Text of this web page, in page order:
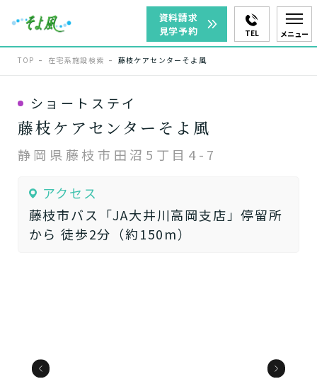
資料請求
見学予約
TEL メニュー
TOP 在宅系施設検索 藤枝ケアセンターそよ風
ショートステイ
藤枝ケアセンターそよ風
静岡県藤枝市田沼5丁目4-7
アクセス
藤枝市バス「JA大井川高岡支店」停留所
から 徒歩2分（約150m）